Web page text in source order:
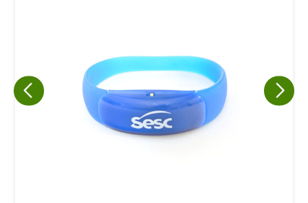
Iniciar conversa